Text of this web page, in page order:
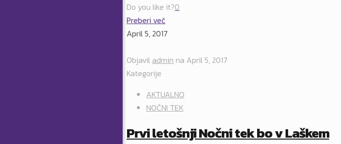
Do you like it?0
Preberi več
April 5, 2017
Objavil admin na April 5, 2017
Kategorije
AKTUALNO
NOČNI TEK
Prvi letošnji Nočni tek bo v Laškem